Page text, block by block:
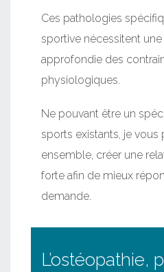
Ces pathologies
sportive nécessitent
approfondie des
physiologiques.
Ne pouvant être un
sports existants, je vous
ensemble, créer une
forte afin de mieux
demande.
L’ostéopathie,